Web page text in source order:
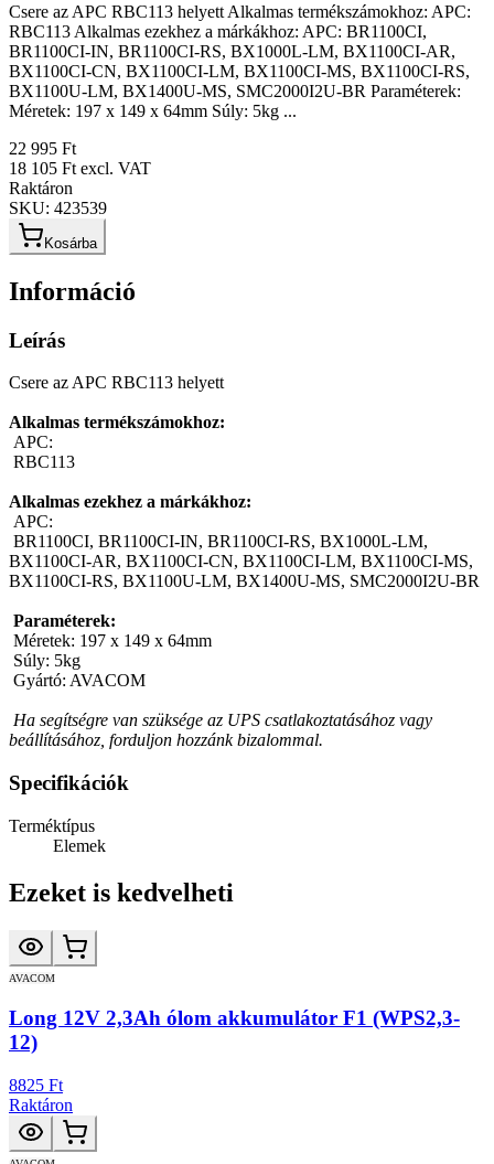
Csere az APC RBC113 helyett Alkalmas termékszámokhoz: APC:
RBC113 Alkalmas ezekhez a márkákhoz: APC: BR1100CI,
BR1100CI-IN, BR1100CI-RS, BX1000L-LM, BX1100CI-AR,
BX1100CI-CN, BX1100CI-LM, BX1100CI-MS, BX1100CI-RS,
BX1100U-LM, BX1400U-MS, SMC2000I2U-BR Paraméterek:
Méretek: 197 x 149 x 64mm Súly: 5kg ...
22 995 Ft
18 105 Ft excl. VAT
Raktáron
SKU: 423539
Kosárba
Információ
Leírás
Csere az APC RBC113 helyett
Alkalmas termékszámokhoz:
APC:
RBC113
Alkalmas ezekhez a márkákhoz:
APC:
BX1100CI-AR, BX1100CI-CN, BX1100CI-LM, BX1100CI-MS,
BX1100CI-RS, BX1100U-LM, BX1400U-MS, SMC2000I2U-BR
Paraméterek:
Méretek: 197 x 149 x 64mm
Súly: 5kg
Gyártó: AVACOM
Ha segítségre van szüksége az UPS csatlakoztatásához vagy
beállításához, forduljon hozzánk bizalommal.
Specifikációk
Terméktípus
Elemek
Ezeket is kedvelheti
AVACOM
Long 12V 2,3Ah ólom akkumulátor F1 (WPS2,3-
12)
8825 Ft
Raktáron